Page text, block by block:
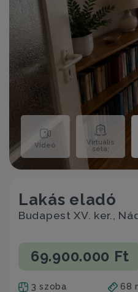
Videó Virtuális
séta;
Lakás eladó
Budapest XV. ker.,
69.900.000 Ft
3 szoba 68